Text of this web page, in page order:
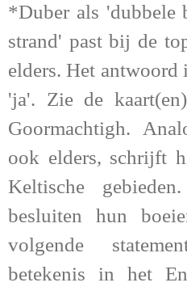
*Duber als 'dubbele
strand' past bij de
elders. Het
'ja'. Zie de
Goormachtigh.
ook elders, schrijft
Keltische
besluiten hun
volgende
betekenis in het